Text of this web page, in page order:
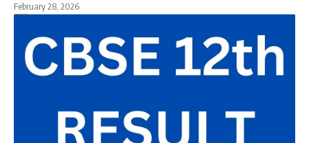
February 28, 2026